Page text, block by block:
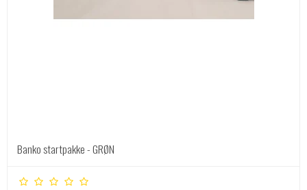
Banko startpakke - GRØN